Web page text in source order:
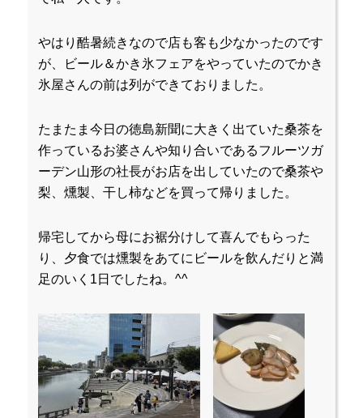
やはり酷暑続きなので店も客も少なかったのです
が、ビール＆かき氷フェアをやっていたのでかき
氷屋さんの前は列ができておりました。
たまたま今日の徳島新聞に大きく出ていた桑茶を
作っているお婆さんや知り合いであるフルーツガ
ーデン山形の社長がお店を出していたので桑茶や
梨、燻製、干し柿などを買って帰りました。
帰宅してから母にお裾分けして喜んでもらった
り、夕食では燻製をあてにビールを飲んだりと満
足のいく1日でしたね。^^